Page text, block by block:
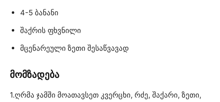
4-5 ბანანი
შაქრის ფხვნილი
მცენარეული ზეთი შესაწვავად
მომზადება
1.ღრმა ჯამში მოათავსეთ კვერცხი, რძე, შაქარი, ზეთი,